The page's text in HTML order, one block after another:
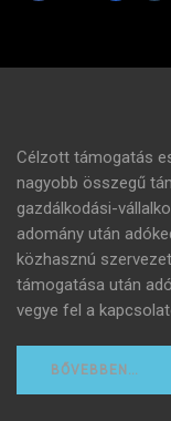
Célzott támogatás
nagyobb összegű
gazdálkodási-
adomány után
közhasznú
támogatása után
vegye fel a
BŐVEBBEN…